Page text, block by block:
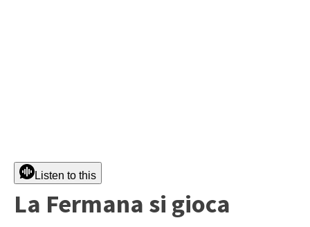
Listen to this
La Fermana si gioca